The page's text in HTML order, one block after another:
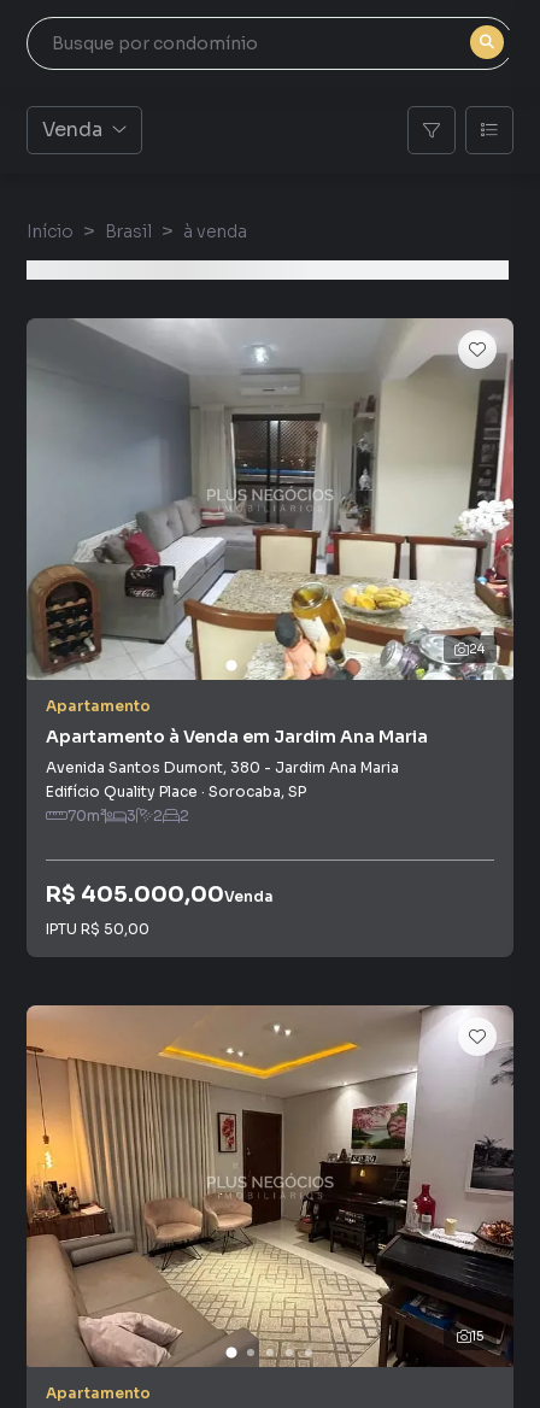
Venda
Início Brasil à venda
24
Apartamento
Apartamento à Venda em Jardim Ana Maria
Avenida Santos Dumont, 380 - Jardim Ana Maria
Edifício Quality Place · Sorocaba, SP
70m² 3 2 2
R$ 405.000,00Venda
IPTU R$ 50,00
15
Apartamento